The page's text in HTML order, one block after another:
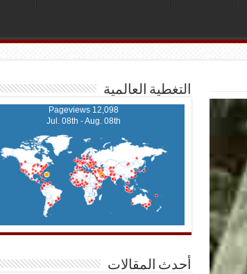
التغطية العالمية
12,098 Pageviews
Jul. 08th - Aug. 08th
أحدث المقالات